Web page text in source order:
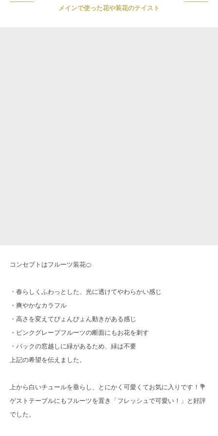
メインで使った花や装花のテイスト
コンセプトはフルーツ装花🍊
・春らしくふわっとした、光に透けてやわらかい感じ
・爽やかなカラフル
・高さを変えてぴょんぴょん動きがある感じ
・ピンクグレープフルーツの断面にもお花を刺す
・バックの窓越しに緑があるため、緑は不要
上記の希望を伝えました。
上から白いチュールを垂らし、とにかく可愛くてお気に入りです！💐
ゲストテーブルにもフルーツを置き「フレッシュで可愛い！」と好評
でした。